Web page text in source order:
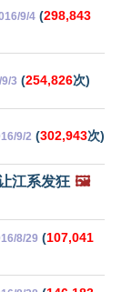
9/4 (298,843
3 (254,826次)
9/2 (302,943次)
江系发狂 🖼️
8/29 (107,041